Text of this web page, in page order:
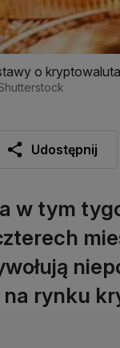
o
Udostępnij
w tym
rynku